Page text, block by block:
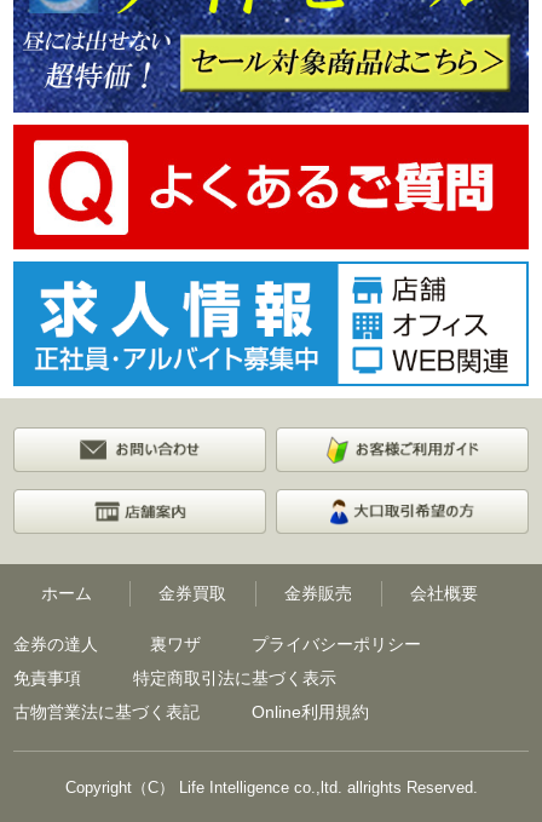
ホーム 金券買取 金券販売 会社概要
金券の達人 裏ワザ
プライバシーポリシー
免責事項
特定商取引法に基づく表示
古物営業法に基づく表記
Online利用規約
Copyright（C） Life Intelligence co.,ltd. allrights Reserved.